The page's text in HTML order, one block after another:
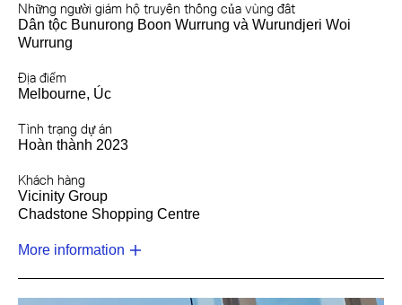
Những người giám hộ truyền thống của vùng đất
Dân tộc Bunurong Boon Wurrung và Wurundjeri Woi
Wurrung
Địa điểm
Melbourne, Úc
Tình trạng dự án
Hoàn thành 2023
Khách hàng
Vicinity Group
Chadstone Shopping Centre
More information